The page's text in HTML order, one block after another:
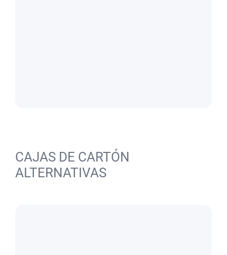
CAJAS DE CARTÓN
ALTERNATIVAS